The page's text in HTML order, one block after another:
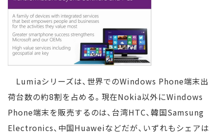
Lumiaシリーズは、世界でのWindows Phone端末出
荷台数の約8割を占める。現在Nokia以外にWindows
Phone端末を販売するのは、台湾HTC、韓国Samsung
Electronics、中国Huaweiなどだが、いずれもシェアは